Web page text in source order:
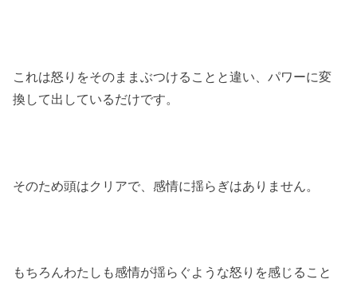
これは怒りをそのままぶつけることと違い、パワーに変
換して出しているだけです。
そのため頭はクリアで、感情に揺らぎはありません。
もちろんわたしも感情が揺らぐような怒りを感じること